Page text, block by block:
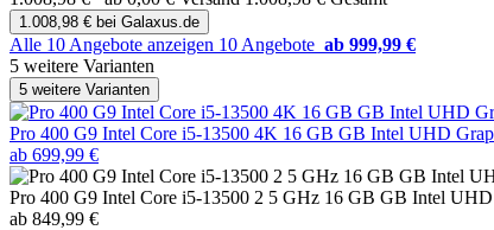
1.008,98 € bei Galaxus.de
Alle 10 Angebote anzeigen 10 Angebote ab 999,99 €
5 weitere Varianten
5 weitere Varianten
Pro 400 G9 Intel Core i5-13500 4K 16 GB GB Intel UHD
ab 699,99 €
Pro 400 G9 Intel Core i5-13500 2 5 GHz 16 GB GB Intel UHD
ab 849,99 €